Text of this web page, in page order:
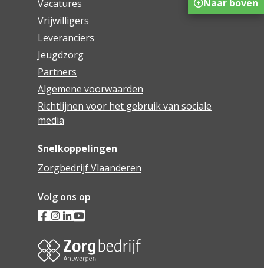
Vacatures
Vrijwilligers
Leveranciers
Jeugdzorg
Partners
Algemene voorwaarden
Richtlijnen voor het gebruik van sociale
media
Snelkoppelingen
Zorgbedrijf Vlaanderen
Volg ons op
Naar boven